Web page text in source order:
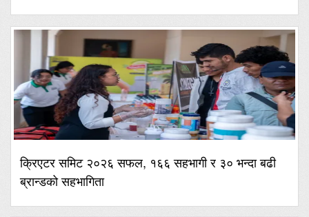
क्रिएटर समिट २०२६ सफल, १६६ सहभागी र ३० भन्दा बढी
ब्रान्डको सहभागिता